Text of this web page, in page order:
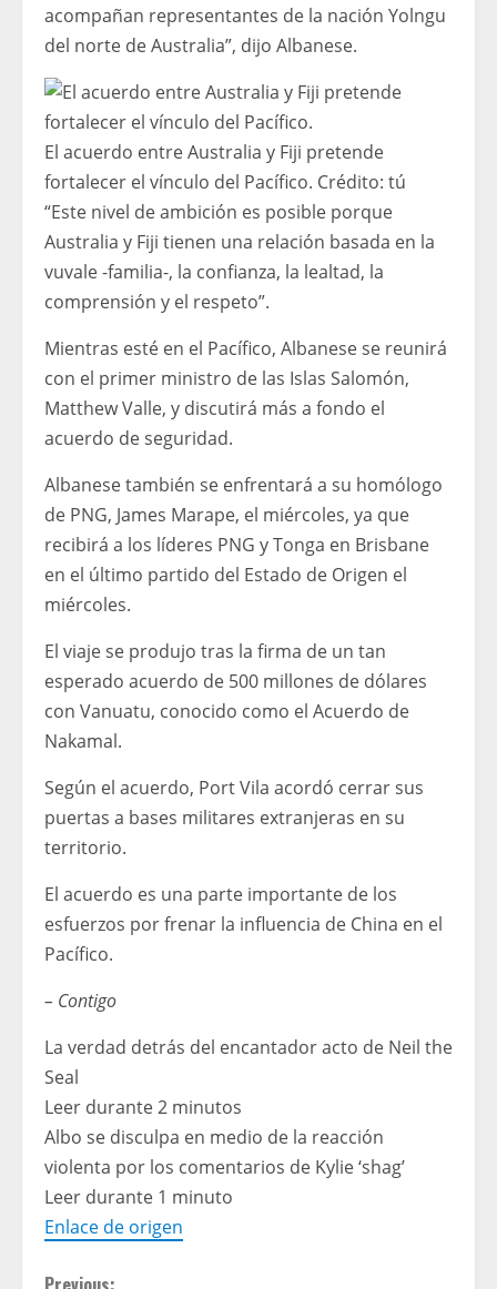
acompañan representantes de la nación Yolngu
del norte de Australia”, dijo Albanese.
El acuerdo entre Australia y Fiji pretende
fortalecer el vínculo del Pacífico. Crédito: tú
“Este nivel de ambición es posible porque
Australia y Fiji tienen una relación basada en la
vuvale -familia-, la confianza, la lealtad, la
comprensión y el respeto”.
Mientras esté en el Pacífico, Albanese se reunirá
con el primer ministro de las Islas Salomón,
Matthew Valle, y discutirá más a fondo el
acuerdo de seguridad.
Albanese también se enfrentará a su homólogo
de PNG, James Marape, el miércoles, ya que
recibirá a los líderes PNG y Tonga en Brisbane
en el último partido del Estado de Origen el
miércoles.
El viaje se produjo tras la firma de un tan
esperado acuerdo de 500 millones de dólares
con Vanuatu, conocido como el Acuerdo de
Nakamal.
Según el acuerdo, Port Vila acordó cerrar sus
puertas a bases militares extranjeras en su
territorio.
El acuerdo es una parte importante de los
esfuerzos por frenar la influencia de China en el
Pacífico.
– Contigo
La verdad detrás del encantador acto de Neil the
Seal
Leer durante 2 minutos
Albo se disculpa en medio de la reacción
violenta por los comentarios de Kylie ‘shag’
Leer durante 1 minuto
Enlace de origen